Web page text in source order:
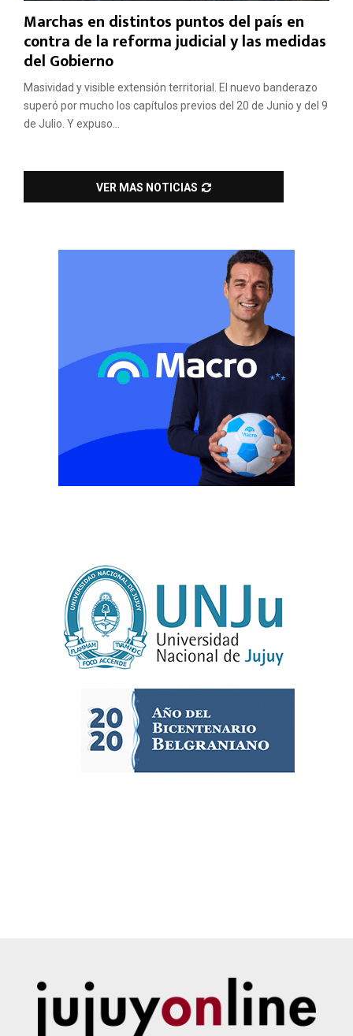
Marchas en distintos puntos del país en
contra de la reforma judicial y las medidas
del Gobierno
Masividad y visible extensión territorial. El nuevo banderazo
superó por mucho los capítulos previos del 20 de Junio y del 9
de Julio. Y expuso...
VER MAS NOTICIAS